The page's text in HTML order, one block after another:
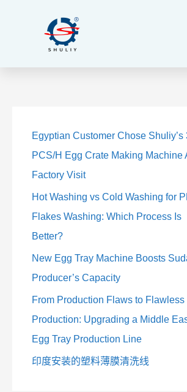
Egyptian Customer Chose Shuliy’s
PCS/H Egg Crate Making Machine
Factory Visit
Hot Washing vs Cold Washing for
Flakes Washing: Which Process Is
Better?
New Egg Tray Machine Boosts
Producer’s Capacity
From Production Flaws to Flawless
Production: Upgrading a Middle
Egg Tray Production Line
印度安装的塑料薄膜清洗线
个
产
品
个
产
0
个
品
个
产
品
4
个
品
个
产
品
3
个
品
个
产
个
产
品
个
产
品
个
产
0
个
品
个
产
品
4
个
品
个
产
品
3
个
品
个
产
个
产
品